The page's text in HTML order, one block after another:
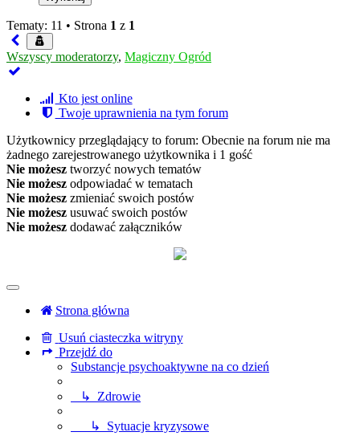
Tematy: 11 • Strona 1 z 1
Wszyscy moderatorzy, Magiczny Ogród
Kto jest online
Twoje uprawnienia na tym forum
Użytkownicy przeglądający to forum: Obecnie na forum nie ma
żadnego zarejestrowanego użytkownika i 1 gość
Nie możesz tworzyć nowych tematów
Nie możesz odpowiadać w tematach
Nie możesz zmieniać swoich postów
Nie możesz usuwać swoich postów
Nie możesz dodawać załączników
Strona główna
Usuń ciasteczka witryny
Przejdź do
Substancje psychoaktywne na co dzień
↳ Zdrowie
↳ Sytuacje kryzysowe